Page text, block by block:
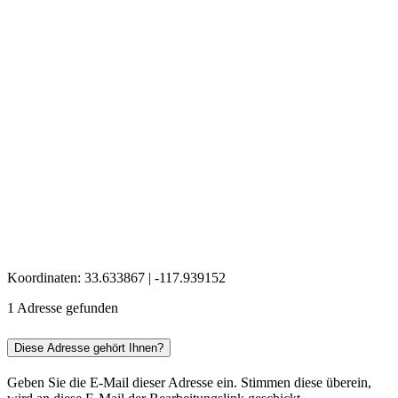
Koordinaten: 33.633867 | -117.939152
1 Adresse gefunden
Diese Adresse gehört Ihnen?
Geben Sie die E-Mail dieser Adresse ein. Stimmen diese überein,